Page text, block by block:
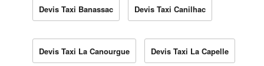
Devis Taxi Banassac Devis Taxi Canilhac
Devis Taxi La Canourgue Devis Taxi La Capelle